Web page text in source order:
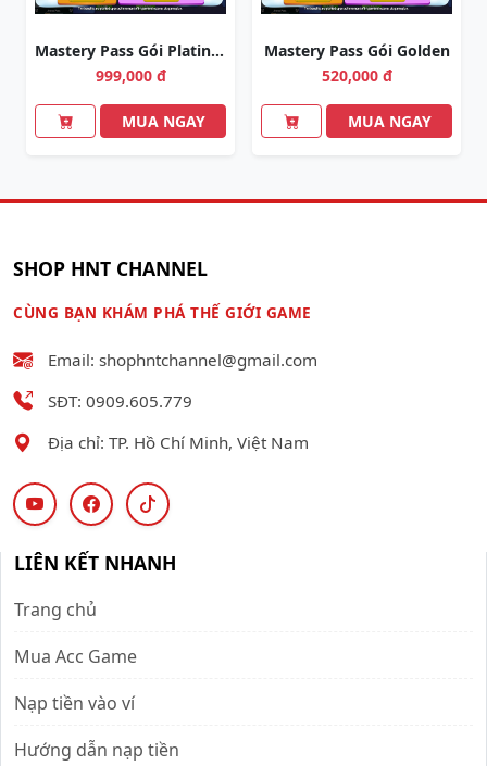
Mastery Pass Gói Platinum
999,000 đ
MUA NGAY
Mastery Pass Gói Golden
520,000 đ
MUA NGAY
SHOP HNT CHANNEL
CÙNG BẠN KHÁM PHÁ THẾ GIỚI GAME
Email: shophntchannel@gmail.com
SĐT: 0909.605.779
Địa chỉ: TP. Hồ Chí Minh, Việt Nam
LIÊN KẾT NHANH
Trang chủ
Mua Acc Game
Nạp tiền vào ví
Hướng dẫn nạp tiền